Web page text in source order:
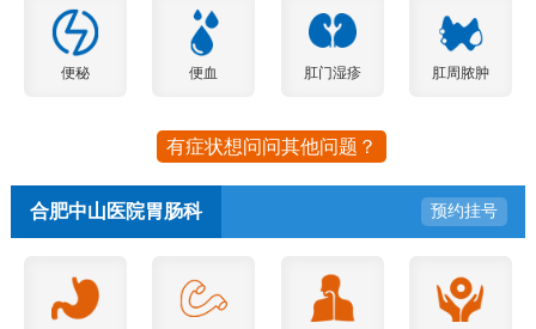
便秘 便血 肛门湿疹 肛周脓肿
有症状想问问其他问题？
合肥中山医院胃肠科 预约挂号